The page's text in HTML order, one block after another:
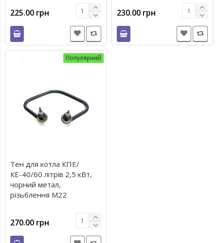
225.00 грн 230.00 грн
Популярний
Тен для котла КПЕ/
КЕ-40/60 літрів 2,5 кВт,
чорний метал,
різьблення М22
270.00 грн